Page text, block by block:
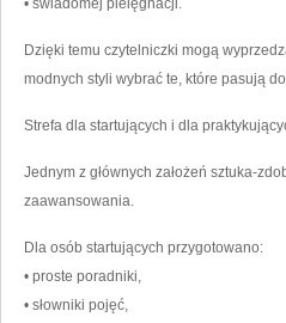
• świadomej pielęgnacji.
Dzięki temu czytelniczki mogą
modnych styli wybrać te, które pasują
Strefa dla startujących i dla
Jednym z głównych założeń sztuka-
zaawansowania.
Dla osób startujących przygotowano:
• proste poradniki,
• słowniki pojęć,